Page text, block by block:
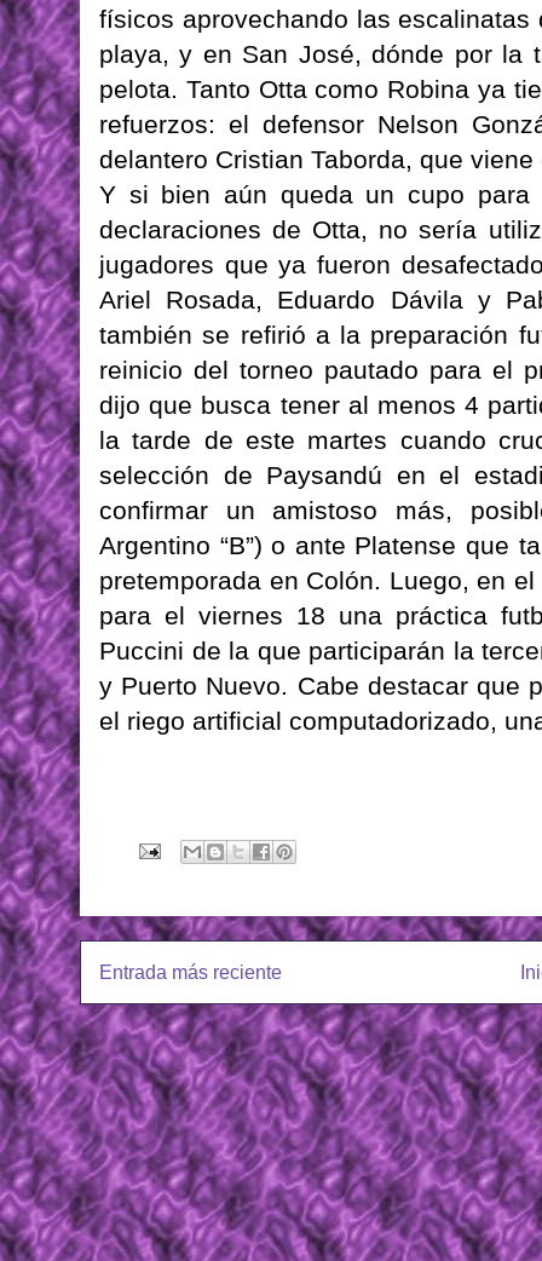
físicos aprovechando las
playa, y en San José, dónde por la
pelota. Tanto Otta como Robina ya
refuerzos: el defensor Nelson
delantero Cristian Taborda, que
Y si bien aún queda un cupo para
declaraciones de Otta, no sería
jugadores que ya fueron
Ariel Rosada, Eduardo Dávila y
también se refirió a la preparación
reinicio del torneo pautado para el
dijo que busca tener al menos 4
la tarde de este martes cuando
selección de Paysandú en el
confirmar un amistoso más,
Argentino “B”) o ante Platense que
pretemporada en Colón. Luego, en
para el viernes 18 una práctica
Puccini de la que participarán la
y Puerto Nuevo. Cabe destacar que
el riego artificial computadorizado,
Entrada más reciente